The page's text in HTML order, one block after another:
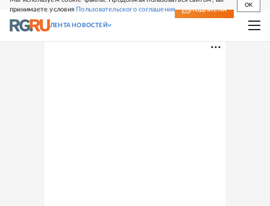
принимаете условия Пользовательского соглашения
OK
СВЕЖИЙ НОМЕР ПОДПИСКА
ЛЕНТА НОВОСТЕЙ